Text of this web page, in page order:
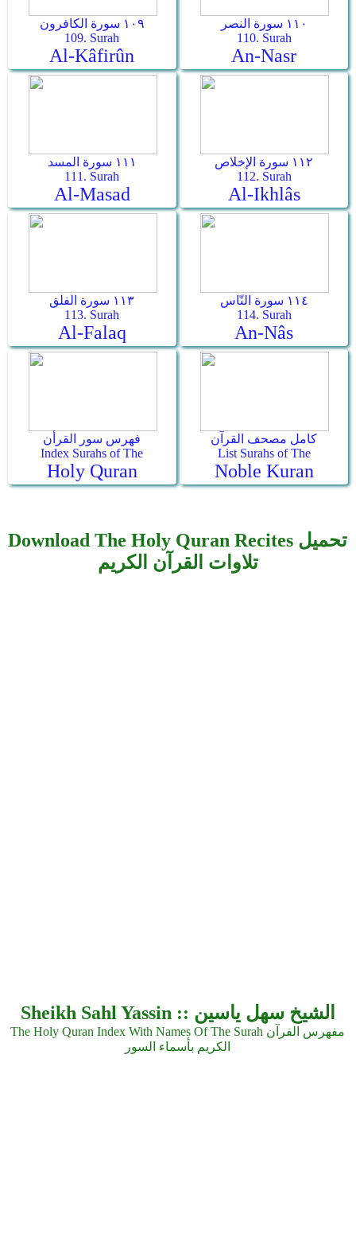
١٠٩ سورة الكافرون
109. Surah
Al-Kâfirûn
١١٠ سورة النصر
110. Surah
An-Nasr
١١١ سورة المسد
111. Surah
Al-Masad
١١٢ سورة الإخلاص
112. Surah
Al-Ikhlâs
١١٣ سورة الفلق
113. Surah
Al-Falaq
١١٤ سورة النّاس
114. Surah
An-Nâs
فهرس سور القرأن
Index Surahs of The
Holy Quran
كامل مصحف القرآن
List Surahs of The
Noble Kuran
Download The Holy Quran Recites تحميل
تلاوات القرآن الكريم
Sheikh Sahl Yassin :: الشيخ سهل ياسين
The Holy Quran Index With Names Of The Surah مفهرس الفرآن
الكريم بأسماء السور